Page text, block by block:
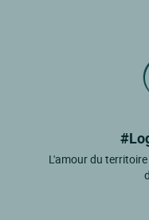
L'amour du